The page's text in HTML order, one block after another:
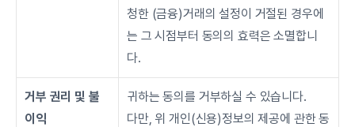
청한 (금융)거래의 설정이 거절된 경우에
는 그 시점부터 동의의 효력은 소멸합니
다.
거부 권리 및 불
이익
귀하는 동의를 거부하실 수 있습니다.
다만, 위 개인(신용)정보의 제공에 관한 동